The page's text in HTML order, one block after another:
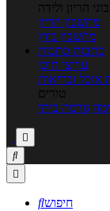
הריון ולידה
מחשבון הריון
מחשבון ביוץ
כתבות כתבות
ערוצי תוכן
אוכל ובריאות
טורים
גורמה ביתי



חיפוש